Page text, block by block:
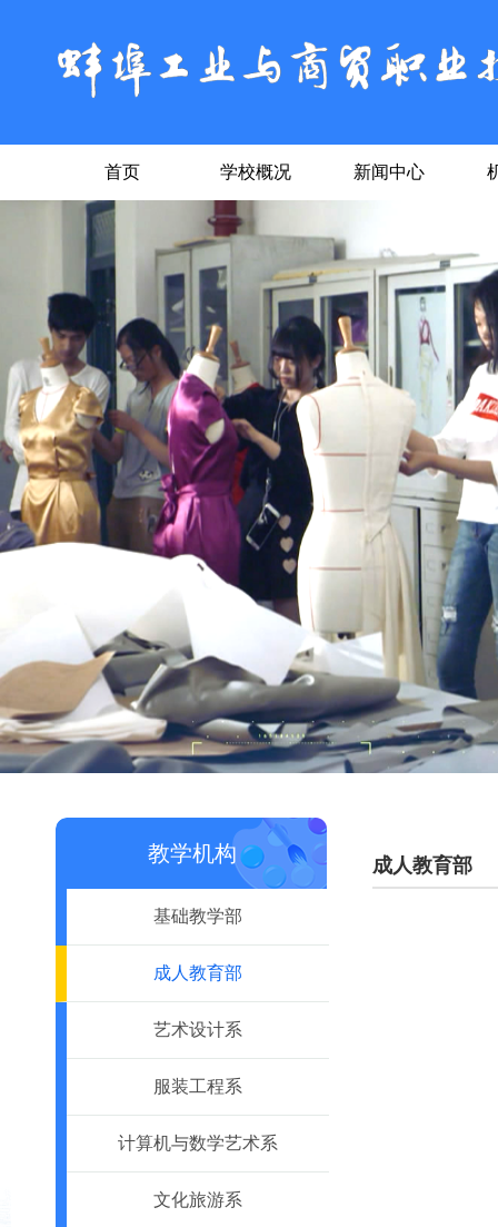
首页 学校概况 新闻中心
教学机构
基础教学部
成人教育部
艺术设计系
服装工程系
计算机与数学艺术系
文化旅游系
成人教育部